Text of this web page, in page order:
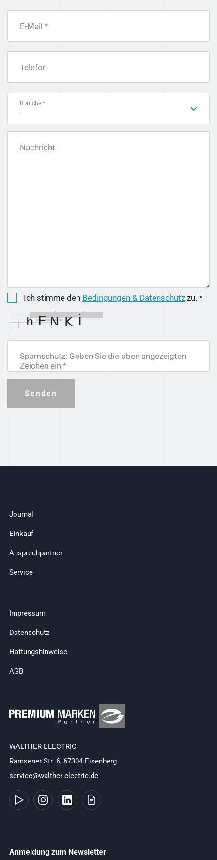
E-Mail *
Telefon
Branche *
-
Nachricht
Ich stimme den Bedingungen & Datenschutz zu. *
Spamschutz: Geben Sie die oben angezeigten
Zeichen ein *
Senden
Journal
Einkauf
Ansprechpartner
Service
Impressum
Datenschutz
Haftungshinweise
AGB
WALTHER ELECTRIC
Ramsener Str. 6, 67304 Eisenberg
service@walther-electric.de
Anmeldung zum Newsletter